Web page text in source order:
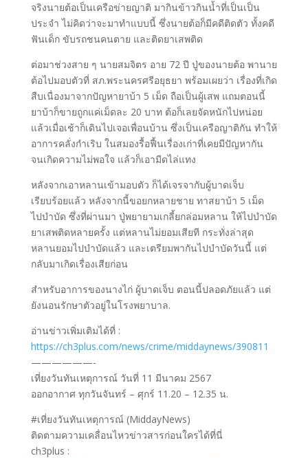
จริงนายต้อเป็นเครือข่ายญาติ มากินข้าวกินน้ำที่เป็นเป็น
ประจำ ไม่คิดว่าจะมาทำแบบนี้ ซึ่งนายต้อก็มีคดีติดตัว ทั้งคดี
ฟันเด็ก ขับรถชนคนตาย และติดยาเสพติด
ต่อมาช่วงสาย ๆ นายสมจิตร อาย 72 ปี ปู่ของนายต้อ พานาย
ต้อไปมอบตัวที่ สภ.พระนครศรีอยุธยา พร้อมเผยว่า เรื่องที่เกิด
สืบเนื่องมาจากปัญหายาบ้า 5 เม็ด ถือเป็นผู้เสพ แถมตอนนี้
ยาบ้าก็ขายถูกแค่เม็ดละ 20 บาท ต้อก็เลยจัดหนักไปหน่อย
แล้วเมื่อเช้าก็เดินไปเจอเพื่อนบ้าน ซึ่งเป็นเครือญาติกัน ทำให้
อาการคลั่งกำเริบ ในสมองรื้อฟื้นเรื่องเก่าที่เคยมีปัญหากัน
จนเกิดความไม่พอใจ แล้วก็เอามีดไล่แทง
หลังจากเอาหลานเข้ามอบตัว ก็ได้เจรจากับผู้บาดเจ็บ
เรียบร้อยแล้ว หลังจากนี้ขอยกหลายชาย ทาสยาบ้า 5 เม็ด
ไปบำบัด ซึ่งที่ผ่านมา ปู่พยายามเกลี้ยกล่อมหลาน ให้ไปบำบัด
ยาเสพติดหลายครั้ง แต่หลานไม่ยอมเสียที กระทั่งล่าสุด
หลานยอมไปบำบัดแล้ว และเตรียมพากันไปบำบัดวันนี้ แต่
กลับมาเกิดเรื่องเสียก่อน
สำหรับอาการของนางไก่ ผู้บาดเจ็บ ตอนนี้ปลอดภัยแล้ว แต่
ยังนอนรักษาตัวอยู่ในโรงพยาบาล.
อ่านข่าวเพิ่มเติมได้ที่ :
https://ch3plus.com/news/crime/middaynews/390811
——————-
เที่ยงวันทันเหตุการณ์ วันที่ 11 มีนาคม 2567
ออกอากาศ ทุกวันจันทร์ – ศุกร์ 11.20 – 12.35 น.
#เที่ยงวันทันเหตุการณ์ (MiddayNews)
ติดตามความเคลื่อนไหวข่าวสารก่อนใครได้ที่นี่
ch3plus :